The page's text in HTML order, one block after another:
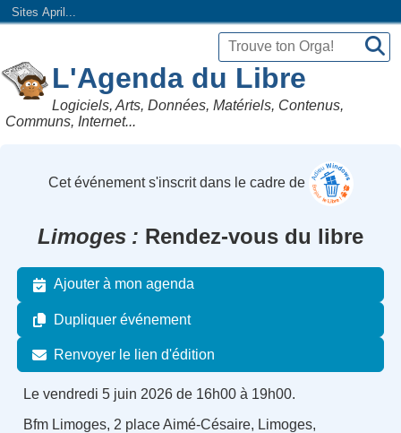
Sites April...
L'Agenda du Libre
Logiciels, Arts, Données, Matériels, Contenus,
Communs, Internet...
Cet événement s'inscrit dans le cadre de
Limoges Rendez-vous du libre
Ajouter à mon agenda
Dupliquer événement
Renvoyer le lien d'édition
Le vendredi 5 juin 2026 de 16h00 à 19h00.
Bfm Limoges, 2 place Aimé-Césaire, Limoges,